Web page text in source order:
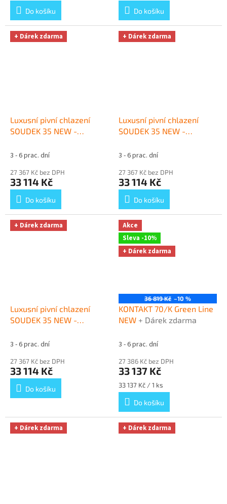
Do košíku Do košíku
+ Dárek zdarma
Luxusní pivní chlazení
SOUDEK 35 NEW -
BAJONET+ Dárek zdarma
3 - 6 prac. dní
27 367 Kč bez DPH
33 114 Kč
Do košíku
+ Dárek zdarma
Luxusní pivní chlazení
SOUDEK 35 NEW -
CO2 PLOCHÝ
3 - 6 prac. dní
27 367 Kč bez DPH
33 114 Kč
Do košíku
+ Dárek zdarma
Luxusní pivní chlazení
SOUDEK 35 NEW -
N2 PLOCHÝ
3 - 6 prac. dní
27 367 Kč bez DPH
33 114 Kč
Do košíku
Akce
Sleva -10%
+ Dárek zdarma
36 819 Kč –10 %
KONTAKT 70/K Green Line
NEW + Dárek zdarma
3 - 6 prac. dní
27 386 Kč bez DPH
33 137 Kč
Měrná
cena:
33 137 Kč / 1 ks
Do košíku
+ Dárek zdarma + Dárek zdarma